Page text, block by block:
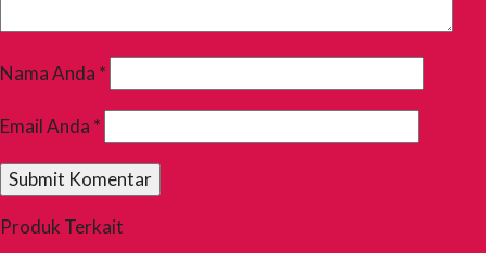
Nama Anda *
Email Anda *
Produk Terkait